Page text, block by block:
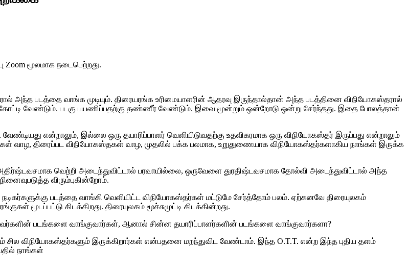
Zoom மூலமாக நடைபெற்றது.
அந்த படத்தை வாங்க முடியும். திரையரங்க உரிமையாளரின் ஆதரவு இருந்தால்தான் அந்த படத்தினை விநியோகஸ்தரால்
படகோட்டி வேண்டும். படகு பயணிப்பதற்கு தண்ணீர் வேண்டும். இவை மூன்றும் ஒன்றோடு ஒன்று சேர்ந்தது. இதை போலத்தான்
என்றாலும், இல்லை ஒரு தயாரிப்பாளர் வெளியிடுவதற்கு உதவிகரமாக ஒரு விநியோகஸ்தர் இருப்பது என்றாலும்
வாழ, திரைப்பட விநியோகஸ்தகள் வாழ, முதலில் பக்க பலமாக, உறுதுணையாக விநியோகஸ்தர்களாகிய நாங்கள் இருக்க
வெற்றி அடைந்துவிட்டால் பரவாயில்லை, ஒருவேளை துரதிஷ்டவசமாக தோல்வி அடைந்துவிட்டால் அந்த
விரும்புகின்றோம்.
படத்தை வாங்கி வெளியிட்ட விநியோகஸ்தர்கள் மட்டுமே சேர்த்தோம் பலம். ஏற்கனவே திரையுலகம்
மூடப்பட்டு கிடக்கிறது. திரையுலகம் மூச்சுமுட்டி கிடக்கின்றது.
படங்களை வாங்குவார்கள், ஆனால் சின்ன தயாரிப்பாளர்களின் படங்களை வாங்குவார்களா?
விநியோகஸ்தர்களும் இருக்கிறார்கள் என்பதனை மறந்துவிட வேண்டாம். இந்த O.T.T. என்ற இந்த புதிய தளம்
நாங்கள்